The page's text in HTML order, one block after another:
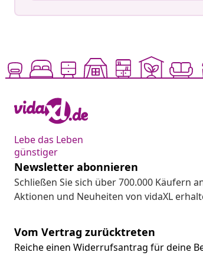
Lebe das Leben
günstiger
Newsletter abonnieren
Schließen Sie sich über 700.000 Käufern
Aktionen und Neuheiten von vidaXL
Vom Vertrag zurücktreten
Reiche einen Widerrufsantrag für deine